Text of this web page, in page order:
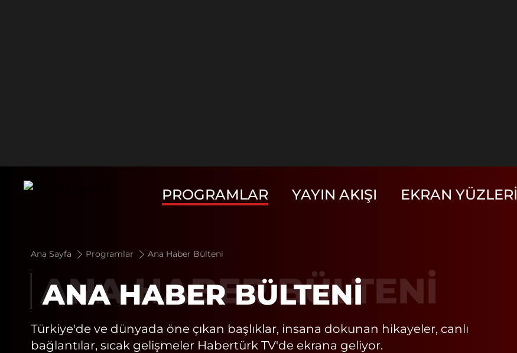
PROGRAMLAR YAYIN AKIŞI EKRAN YÜZLERI
Ana Sayfa Programlar Ana Haber Bülteni
ANA HABER BÜLTENI
Türkiye'de ve dünyada öne çıkan başlıklar, insana dokunan hikayeler, canlı
bağlantılar, sıcak gelişmeler Habertürk TV'de ekrana geliyor.